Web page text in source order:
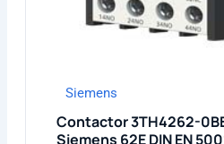
Siemens
Contactor 3TH4262-
Siemens 62E DIN EN